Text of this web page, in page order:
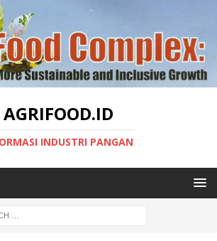
AGRIFOOD.ID
INDUSTRI PANGAN